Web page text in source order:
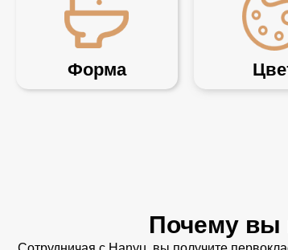
Форма
Почему вы